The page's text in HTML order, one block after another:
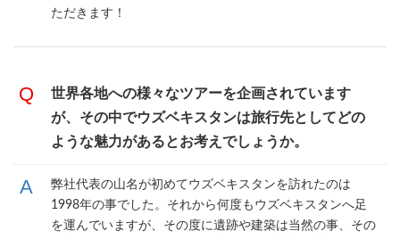
ただきます！
世界各地への様々なツアーを企画されています
が、その中でウズベキスタンは旅行先としてどの
ような魅力があるとお考えでしょうか。
弊社代表の山名が初めてウズベキスタンを訪れたのは
1998年の事でした。それから何度もウズベキスタンへ足
を運んでいますが、その度に遺跡や建築は当然の事、その